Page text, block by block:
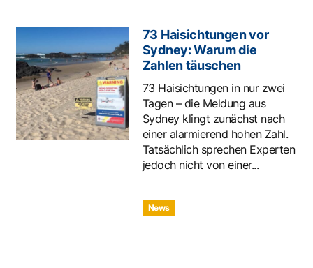
73 Haisichtungen vor
Sydney: Warum die
Zahlen täuschen
73 Haisichtungen in nur zwei
Tagen – die Meldung aus
Sydney klingt zunächst nach
einer alarmierend hohen Zahl.
Tatsächlich sprechen Experten
jedoch nicht von einer...
News